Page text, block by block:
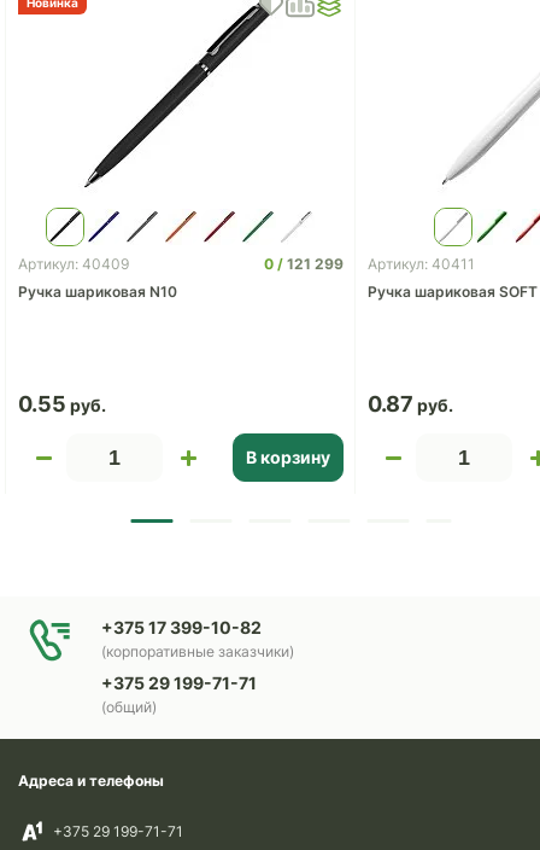
Артикул: 40409 0
121 299
Ручка шариковая N10
0.55
В корзину
Артикул: 40411
Ручка шариковая SOFT
0.87
+375 17 399-10-82
(корпоративные заказчики)
+375 29 199-71-71
(общий)
Адреса и телефоны
+375 29 199-71-71